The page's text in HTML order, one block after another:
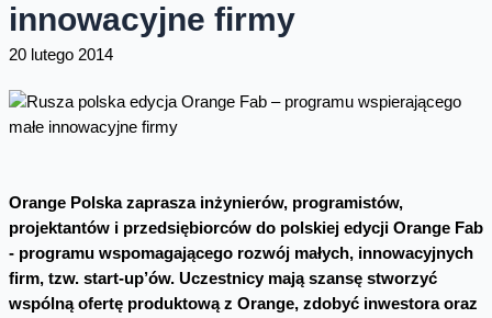
innowacyjne firmy
20 lutego 2014
Orange Polska zaprasza inżynierów, programistów,
projektantów i przedsiębiorców do polskiej edycji Orange Fab
- programu wspomagającego rozwój małych, innowacyjnych
firm, tzw. start-up’ów. Uczestnicy mają szansę stworzyć
wspólną ofertę produktową z Orange, zdobyć inwestora oraz